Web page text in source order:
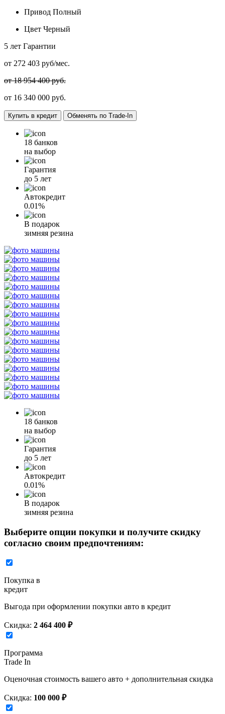
Привод Полный
Цвет Черный
5 лет Гарантии
от 272 403 руб/мес.
от 18 954 400 руб.
от 16 340 000 руб.
Купить в кредит Обменять по Trade-In
18 банков
на выбор
Гарантия
до 5 лет
Автокредит
0.01%
В подарок
зимняя резина
18 банков
на выбор
Гарантия
до 5 лет
Автокредит
0.01%
В подарок
зимняя резина
Выберите опции покупки и получите скидку
согласно своим предпочтениям:
Покупка в
кредит
Выгода при оформлении покупки авто в кредит
Скидка: 2 464 400 ₽
Программа
Trade In
Оценочная стоимость вашего авто + дополнительная скидка
Скидка: 100 000 ₽